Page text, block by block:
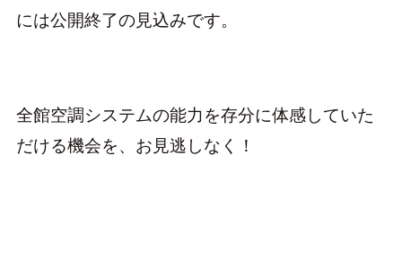
には公開終了の見込みです。
全館空調システムの能力を存分に体感していた
だける機会を、お見逃しなく！